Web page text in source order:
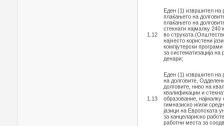
1.12
Еден (1) извршител на
плаќањето на
плаќањето на
стекнати најмалку
во струката
најчесто користени
компјутерски
за систематизација
денари;
1.13
Еден (1) извршител на
на долговите,
долговите, ниво на
квалификации и
образование,
гимназиско и/или
јазици на Европската
за канцелариско
работни места за